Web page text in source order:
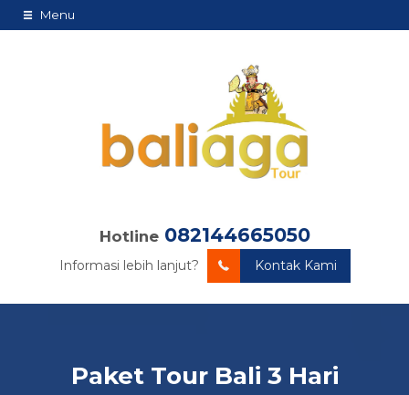
Menu
Hotline 082144665050
Informasi lebih lanjut? Kontak Kami
Paket Tour Bali 3 Hari